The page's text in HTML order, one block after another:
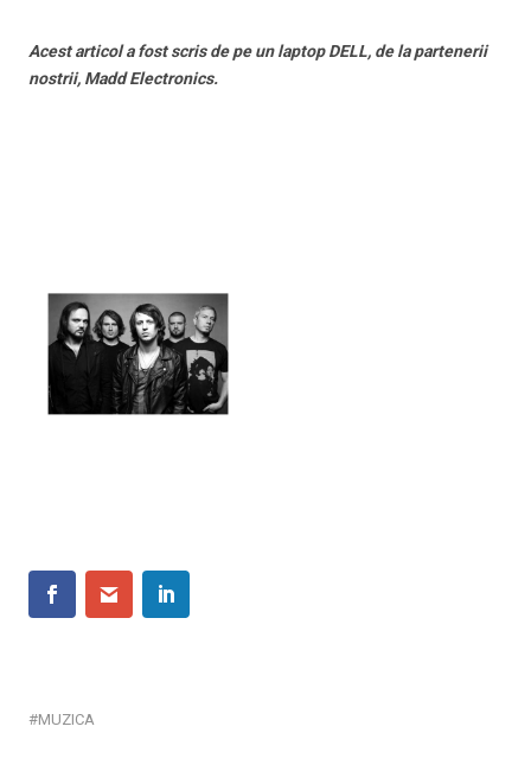
Acest articol a fost scris de pe un laptop DELL, de la partenerii
nostrii, Madd Electronics.
MUZICA